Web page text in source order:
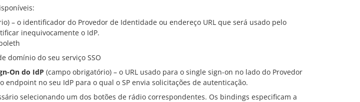
– o identificador do Provedor de Identidade ou endereço URL que será usado pelo
inequivocamente o IdP.
domínio do seu serviço SSO
On do IdP (campo obrigatório) – o URL usado para o single sign-on no lado do Provedor
endpoint no seu IdP para o qual o SP envia solicitações de autenticação.
selecionando um dos botões de rádio correspondentes. Os bindings especificam a